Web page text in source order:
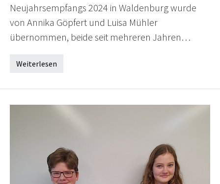
Neujahrsempfangs 2024 in Waldenburg wurde
von Annika Göpfert und Luisa Mühler
übernommen, beide seit mehreren Jahren…
Weiterlesen